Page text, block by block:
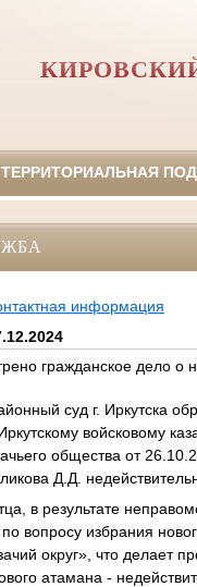
ТЕРРИТОРИАЛЬНАЯ
информация
гражданское дело о
суд г. Иркутска
войсковому
общества от
Д.Д.
в результате
по вопросу избрания
округ», что делает
атамана -